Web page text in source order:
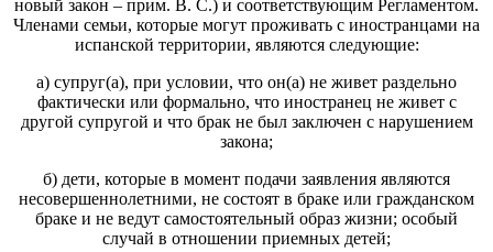
новый закон – прим. В. С.) и соответствующим Регламентом.
Членами семьи, которые могут проживать с иностранцами на
испанской территории, являются следующие:
а) супруг(а), при условии, что он(а) не живет раздельно
фактически или формально, что иностранец не живет с
другой супругой и что брак не был заключен с нарушением
закона;
б) дети, которые в момент подачи заявления являются
несовершеннолетними, не состоят в браке или гражданском
браке и не ведут самостоятельный образ жизни; особый
случай в отношении приемных детей;